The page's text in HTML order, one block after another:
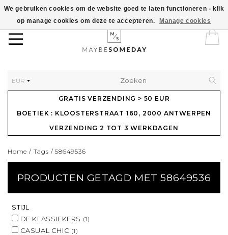
EUR
GRATIS VERZENDING > 50 EUR
BOETIEK : KLOOSTERSTRAAT 160, 2000 ANTWERPEN
VERZENDING 2 TOT 3 WERKDAGEN
Home / Tags /58649536
PRODUCTEN GETAGD MET 58649536
STIJL
DE KLASSIEKERS (1)
CASUAL CHIC (1)
We gebruiken cookies om de website goed te laten functioneren - klik
op manage cookies om deze te accepteren.
Manage cookies